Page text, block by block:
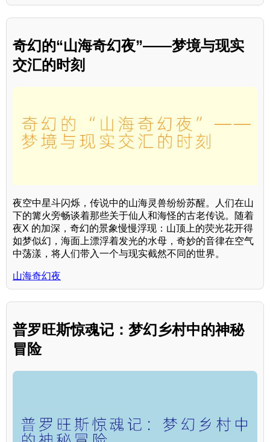
奇幻的“山海奇幻夜”——梦境与现实
交汇的时刻
夜空中星斗闪烁，传说中的山海灵兽纷纷苏醒。人们在山
下的篝火旁畅谈着那些关于仙人和海怪的古老传说。随着
夜X 的加深，奇幻的景象慢慢浮现：山顶上的荧光花开得
如梦似幻，海面上漂浮着发光的水母，奇妙的音律在空气
中荡漾，将人们带入一个与现实截然不同的世界。
山海奇幻夜
普罗旺斯惊魂记：梦幻乡村中的神秘
冒险